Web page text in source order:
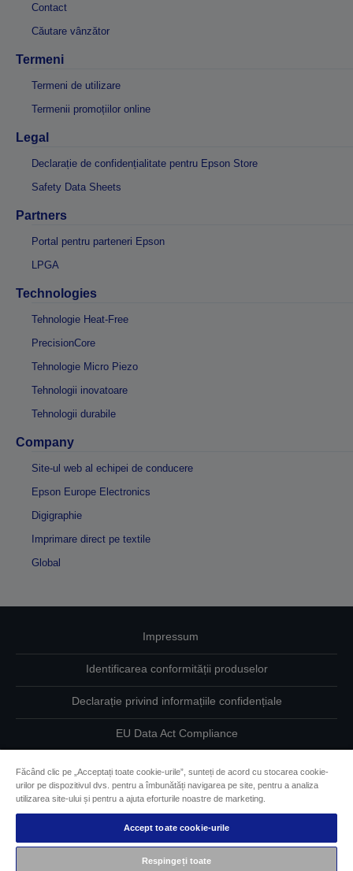
Contact
Căutare vânzător
Termeni
Termeni de utilizare
Termenii promoțiilor online
Legal
Declarație de confidențialitate pentru Epson Store
Safety Data Sheets
Partners
Portal pentru parteneri Epson
LPGA
Technologies
Tehnologie Heat-Free
PrecisionCore
Tehnologie Micro Piezo
Tehnologii inovatoare
Tehnologii durabile
Company
Site-ul web al echipei de conducere
Epson Europe Electronics
Digigraphie
Imprimare direct pe textile
Global
Impressum
Identificarea conformității produselor
Declarație privind informațiile confidențiale
EU Data Act Compliance
Informaţii despre modulele cookie
Angajamentul Epson pe linie de accesibilitate
Făcând clic pe „Acceptați toate cookie-urile”, sunteți de acord cu stocarea cookie-
urilor pe dispozitivul dvs. pentru a îmbunătăți navigarea pe site, pentru a analiza
utilizarea site-ului și pentru a ajuta eforturile noastre de marketing.
Accept toate cookie-urile
Respingeți toate